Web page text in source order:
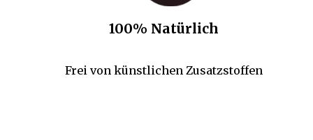
100% Natürlich
Frei von künstlichen Zusatzstoffen